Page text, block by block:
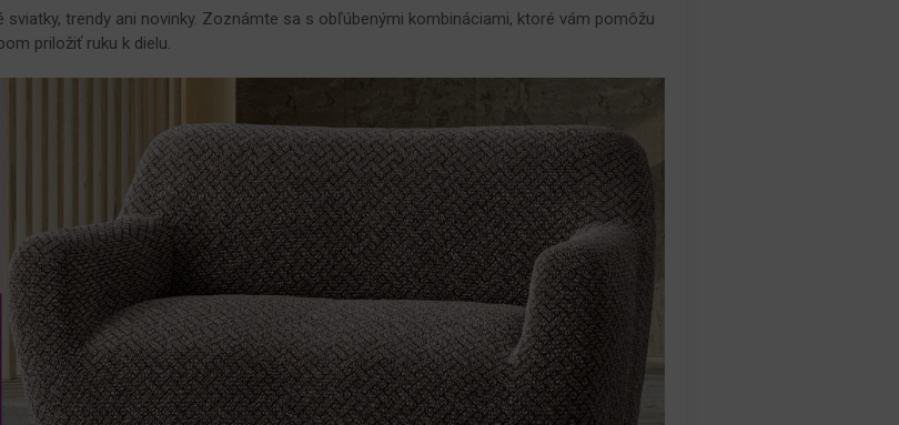
sviatky, trendy ani novinky. Zoznámte sa s obľúbenými kombináciami, ktoré vám pomôžu
priložiť ruku k dielu.